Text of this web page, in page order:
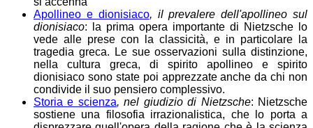
Apollineo e dionisiaco, il prevalere dell'apollineo sul
dionisiaco: la prima opera importante di Nietzsche lo
vede alle prese con la classicità, e in particolare la
tragedia greca. Le sue osservazioni sulla distinzione,
nella cultura greca, di spirito apollineo e spirito
dionisiaco sono state poi apprezzate anche da chi non
condivide il suo pensiero complessivo.
Storia e scienza, nel giudizio di Nietzsche: Nietzsche
sostiene una filosofia irrazionalistica, che lo porta a